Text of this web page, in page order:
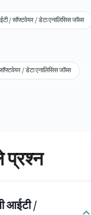
/ सॉफ्टवेयर / डेटा एनालिसिस जॉब्स
/ डेटा एनालिसिस जॉब्स
आईटी /